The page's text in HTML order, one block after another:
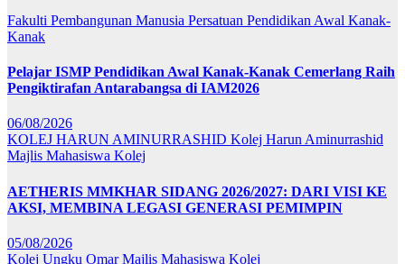
Fakulti Pembangunan Manusia Persatuan Pendidikan Awal Kanak-
Kanak
Pelajar ISMP Pendidikan Awal Kanak-Kanak Cemerlang Raih
Pengiktirafan Antarabangsa di IAM2026
06/08/2026
KOLEJ HARUN AMINURRASHID Kolej Harun Aminurrashid
Majlis Mahasiswa Kolej
AETHERIS MMKHAR SIDANG 2026/2027: DARI VISI KE
AKSI, MEMBINA LEGASI GENERASI PEMIMPIN
05/08/2026
Kolej Ungku OmarMajlis Mahasiswa Kolej